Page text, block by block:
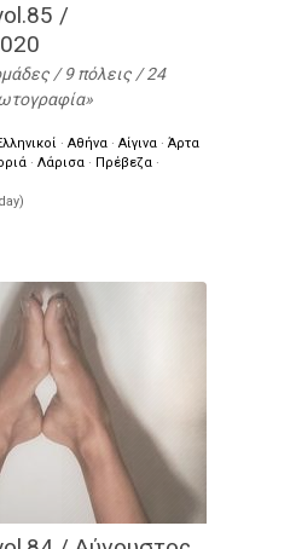
/
/ 9 πόλεις / 24
· Αθήνα · Αίγινα · Άρτα
· Λάρισα · Πρέβεζα ·